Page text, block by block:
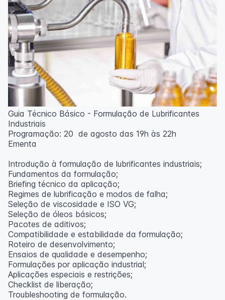
Guia Técnico Básico - Formulação de Lubrificantes
Industriais
Programação: 20 de agosto das 19h às 22h
Ementa
Introdução à formulação de lubrificantes industriais;
Fundamentos da formulação;
Briefing técnico da aplicação;
Regimes de lubrificação e modos de falha;
Seleção de viscosidade e ISO VG;
Seleção de óleos básicos;
Pacotes de aditivos;
Compatibilidade e estabilidade da formulação;
Roteiro de desenvolvimento;
Ensaios de qualidade e desempenho;
Formulações por aplicação industrial;
Aplicações especiais e restrições;
Checklist de liberação;
Troubleshooting de formulação.